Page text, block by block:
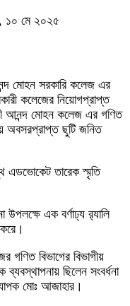
১০ মে ২০২৫
মোহন সরকারি কলেজ এর
কলেজের নিয়োগপ্রাপ্ত
আনন্দ মোহন কলেজ এর গণিত
অবসরপ্রাপ্ত ছুটি জনিত
এডভোকেট তারেক স্মৃতি
এক বর্ণাঢ্য র‌্যালি
গণিত বিভাগের বিভাগীয়
ছিলেন সংবর্ধনা
মোঃ আজাহার।